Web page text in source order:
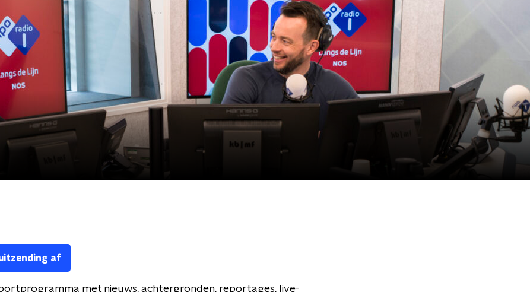
af
met nieuws, achtergronden, reportages, live-